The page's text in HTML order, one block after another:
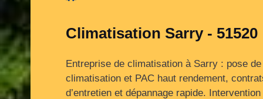
Climatisation Sarry - 51520
Entreprise de climatisation à Sarry : pose de
climatisation et PAC haut rendement,
d’entretien et dépannage rapide.